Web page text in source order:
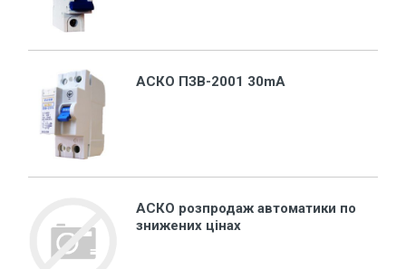
АСКО ПЗВ-2001 30mA
АСКО розпродаж автоматики по
знижених цінах